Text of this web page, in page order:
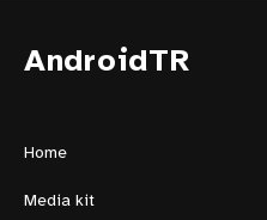
AndroidTR
Home
Media kit